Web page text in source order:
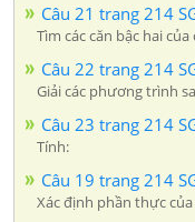
Câu 21 trang 214
Tìm các căn bậc hai
Câu 22 trang 214
Giải các phương trình
Câu 23 trang 214
Tính:
Câu 19 trang 214
Xác định phần thực